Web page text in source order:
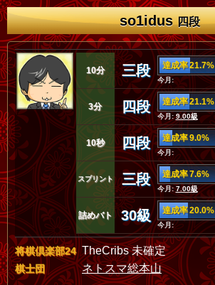
so1idus四段
10分 三段 達成率 21.7%
今月:
3分 四段 達成率 21.1%
今月:9.00級
10秒 四段 達成率 9.0%
今月:
スプリント 三段 達成率 7.6%
今月:7.00級
詰めバト 30級 達成率 20.0%
今月:
将棋倶楽部24 TheCribs 未確定
棋士団 ネトスマ総本山